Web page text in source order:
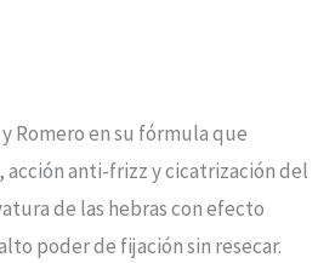
Romero en su fórmula que
anti-frizz y cicatrización del
de las hebras con efecto
poder de fijación sin resecar.